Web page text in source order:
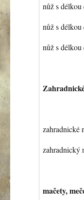
nůž s
nůž s
nůž s délkou
zahradnické
zahradnický
mačety,